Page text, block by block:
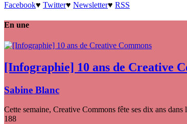
Facebook♥ Twitter♥ Newsletter♥ RSS
En une
[Infographie] 10 ans de Creative
Sabine Blanc
Cette semaine, Creative Commons fête ses dix ans
188